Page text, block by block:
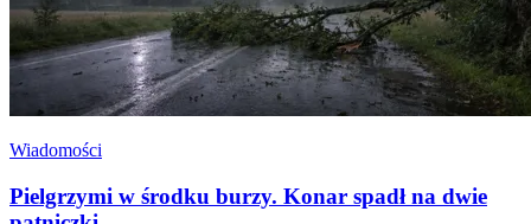
Wiadomości
Pielgrzymi w środku burzy. Konar spadł na dwie